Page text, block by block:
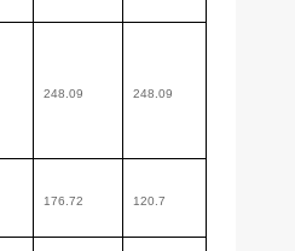
248.09 248.09
176.72 120.7